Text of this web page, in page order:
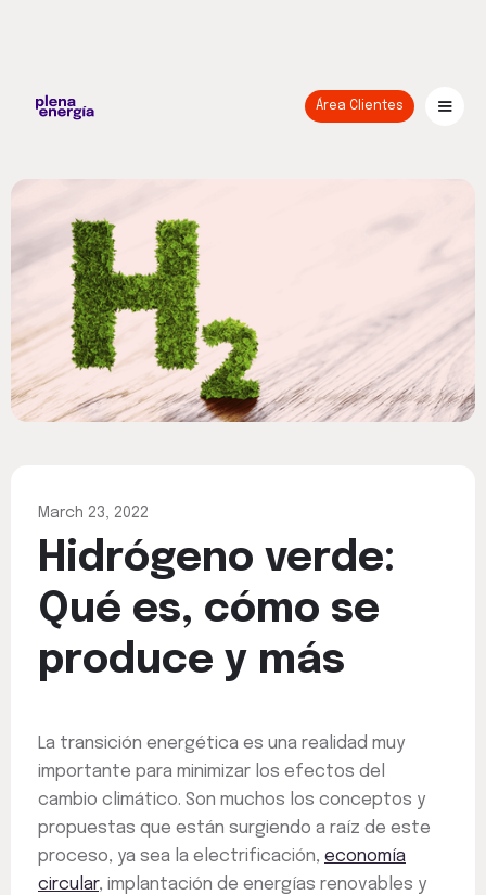
Área Clientes
March 23, 2022
Hidrógeno verde:
Qué es, cómo se
produce y más
La transición energética es una realidad muy
importante para minimizar los efectos del
cambio climático. Son muchos los conceptos y
propuestas que están surgiendo a raíz de este
proceso, ya sea la electrificación, economía
circular, implantación de energías renovables y